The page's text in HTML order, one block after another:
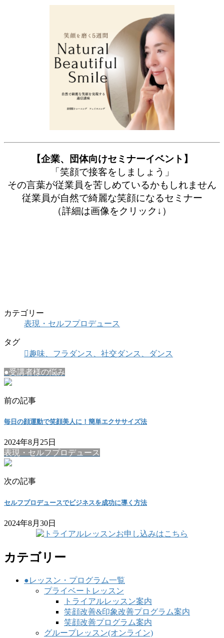
【企業、団体向けセミナーイベント】
「笑顔で接客をしましょう」
その言葉が従業員を苦しめているかもしれません
従業員が自然で綺麗な笑顔になるセミナー
（詳細は画像をクリック↓）
カテゴリー
表現・セルフプロデュース
タグ
趣味、フラダンス、社交ダンス、ダンス
●受講者様の悩み
前の記事
毎日の顔運動で笑顔美人に！簡単エクササイズ法
2024年8月25日
表現・セルフプロデュース
次の記事
セルフプロデュースでビジネスを成功に導く方法
2024年8月30日
カテゴリー
●レッスン・プログラム一覧
プライベートレッスン
トライアルレッスン案内
笑顔改善&印象改善プログラム案内
笑顔改善プログラム案内
グループレッスン(オンライン)